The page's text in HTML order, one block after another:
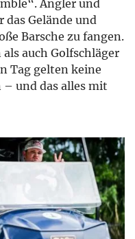
Angler und
das Gelände und
Barsche zu fangen.
auch Golfschläger
Tag gelten keine
und das alles mit